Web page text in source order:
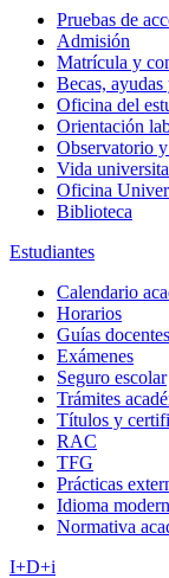
Pruebas de
Admisión
Matrícula y
Becas,
Oficina del
Orientación
Observatorio
Vida
Oficina
Biblioteca
Estudiantes
Calendario
Horarios
Guías docentes
Exámenes
Seguro escolar
Trámites
Títulos y
RAC
TFG
Prácticas
Idioma
Normativa
I+D+i